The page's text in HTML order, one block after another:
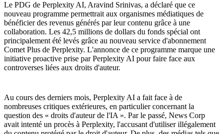
Le PDG de Perplexity AI, Aravind Srinivas, a déclaré que ce
nouveau programme permettrait aux organismes médiatiques de
bénéficier des revenus générés par leur contenu grâce à une
collaboration. Les 42,5 millions de dollars du fonds spécial ont
principalement été levés grâce au nouveau service d'abonnement
Comet Plus de Perplexity. L'annonce de ce programme marque une
initiative proactive prise par Perplexity AI pour faire face aux
controverses liées aux droits d'auteur.
Au cours des derniers mois, Perplexity AI a fait face à de
nombreuses critiques extérieures, en particulier concernant la
question des « droits d'auteur de l'IA ». Par le passé, News Corp
avait intenté un procès à Perplexity, l'accusant d'utiliser illégalement